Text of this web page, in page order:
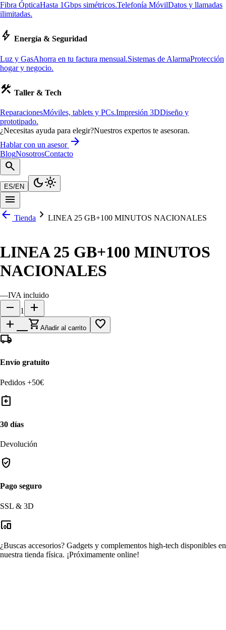
Fibra ÓpticaHasta 1Gbps simétricos.Telefonía MóvilDatos y llamadas
ilimitadas.
bolt Energía & Seguridad
Luz y GasAhorra en tu factura mensual.Sistemas de AlarmaProtección
hogar y negocio.
construction Taller & Tech
ReparacionesMóviles, tablets y PCs.Impresión 3DDiseño y
prototipado.
¿Necesitas ayuda para elegir?Nuestros expertos te asesoran.
Hablar con un asesor arrow_forward
BlogNosotrosContacto
search
ES/EN dark_modelight_mode
menu
arrow_back Tienda chevron_right LINEA 25 GB+100 MINUTOS NACIONALES
LINEA 25 GB+100 MINUTOS
NACIONALES
—IVA incluido
remove 1
add
add_shopping_cart Añadir al carrito
favorite_border
local_shipping
Envío gratuito
Pedidos +50€
assignment_return
30 días
Devolución
verified_user
Pago seguro
SSL & 3D
devices_other
¿Buscas accesorios? Gadgets y complementos high-tech disponibles en
nuestra tienda física. ¡Próximamente online!